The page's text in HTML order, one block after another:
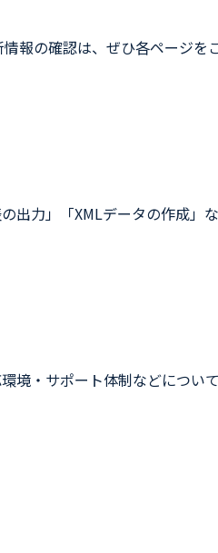
報の確認は、ぜひ各ページを
出力」「XMLデータの作成」
境・サポート体制などについ